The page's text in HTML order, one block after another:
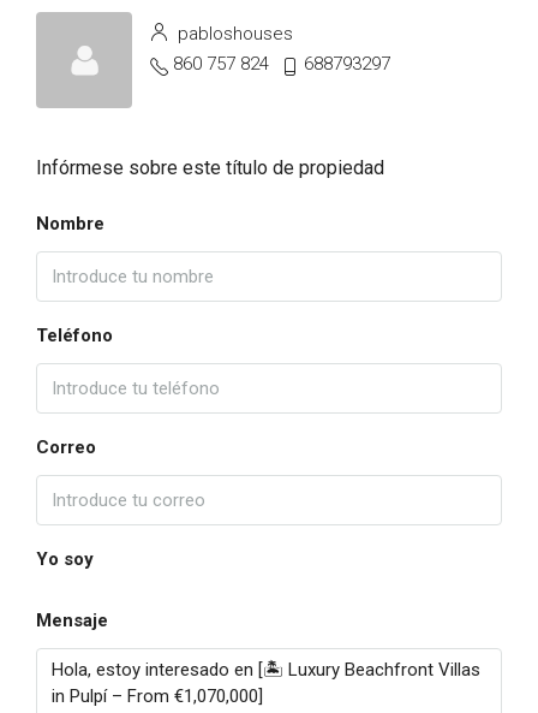
pabloshouses
860 757 824
688793297
Infórmese sobre este título de propiedad
Nombre
Teléfono
Correo
Yo soy
Mensaje